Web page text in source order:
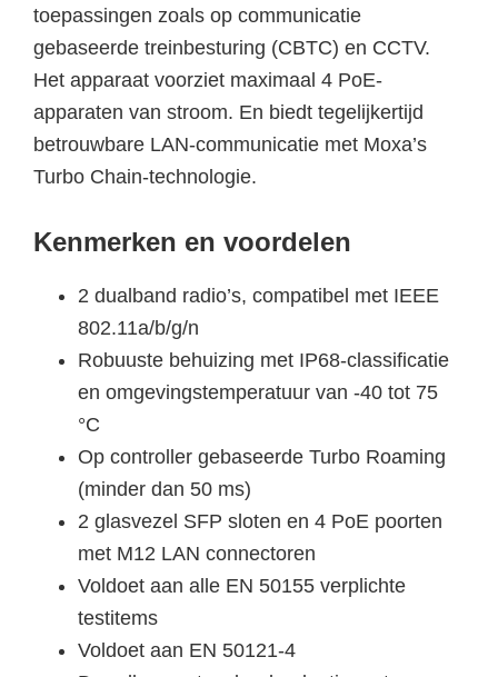
toepassingen zoals op communicatie
gebaseerde treinbesturing (CBTC) en CCTV.
Het apparaat voorziet maximaal 4 PoE-
apparaten van stroom. En biedt tegelijkertijd
betrouwbare LAN-communicatie met Moxa’s
Turbo Chain-technologie.
Kenmerken en voordelen
2 dualband radio’s, compatibel met IEEE
802.11a/b/g/n
Robuuste behuizing met IP68-classificatie
en omgevingstemperatuur van -40 tot 75
°C
Op controller gebaseerde Turbo Roaming
(minder dan 50 ms)
2 glasvezel SFP sloten en 4 PoE poorten
met M12 LAN connectoren
Voldoet aan alle EN 50155 verplichte
testitems
Voldoet aan EN 50121-4